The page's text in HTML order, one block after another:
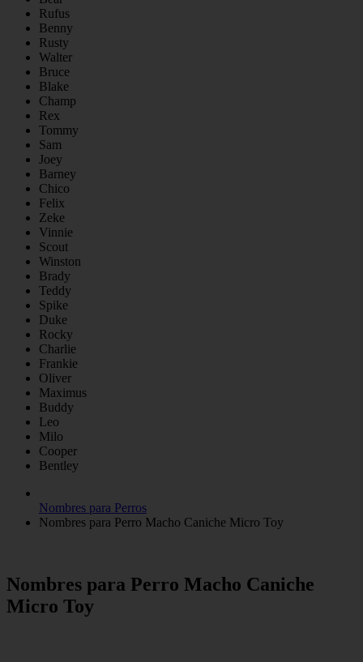
Rufus
Benny
Rusty
Walter
Bruce
Blake
Champ
Rex
Tommy
Sam
Joey
Barney
Chico
Felix
Zeke
Vinnie
Scout
Winston
Brady
Teddy
Spike
Duke
Rocky
Charlie
Frankie
Oliver
Maximus
Buddy
Leo
Milo
Cooper
Bentley
Nombres para Perros
Nombres para Perro Macho Caniche Micro Toy
Nombres para Perro Macho Caniche
Micro Toy